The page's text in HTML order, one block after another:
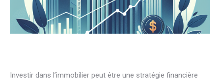
Investir dans l’immobilier peut être une stratégie financière